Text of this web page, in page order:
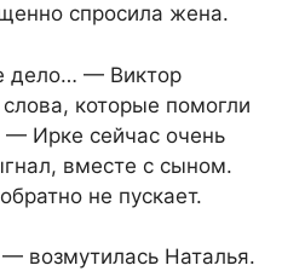
спросила жена.
дело… — Виктор
которые помогли
— Ирке сейчас очень
вместе с сыном.
не пускает.
возмутилась Наталья.